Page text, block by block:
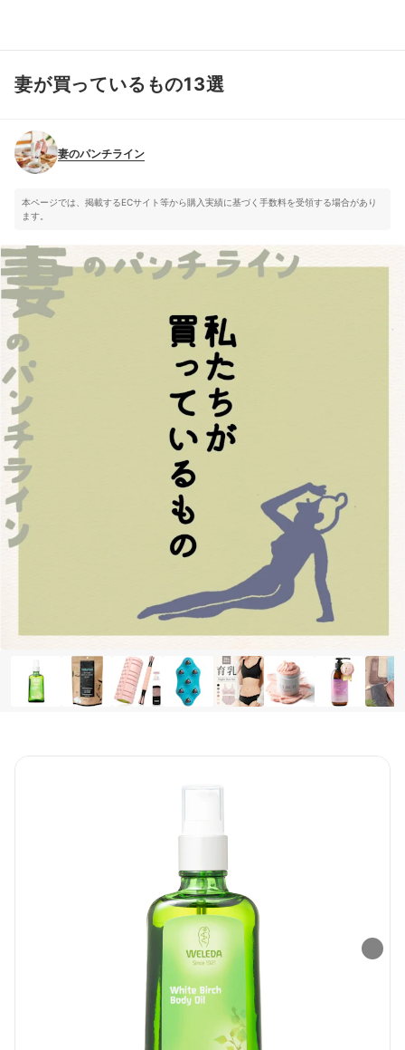
妻のパンチライン
妻が買っているもの13選
妻のパンチライン
本ページでは、掲載するECサイト等から購入実績に基づく手数料を受領する場合があり
ます。